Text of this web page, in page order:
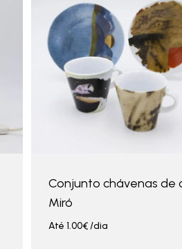
Conjunto chávenas de
Miró
Até 1.00€/dia